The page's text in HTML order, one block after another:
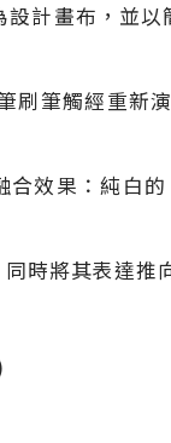
計畫布，並以
筆觸經重新
效果：純白
時將其表達